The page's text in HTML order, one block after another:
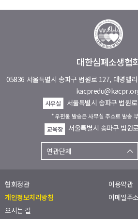
대한심폐소생협
05836 서울특별시 송파구 법원로 127, 대명벨
사무실 서울특별시 송파구 법원
* 우편물 발송은 사무실 주소로 발송
교육장
서울특별시 송파구 법원
협회정관
이용약관
개인정보처리방침
이메일주
오시는 길